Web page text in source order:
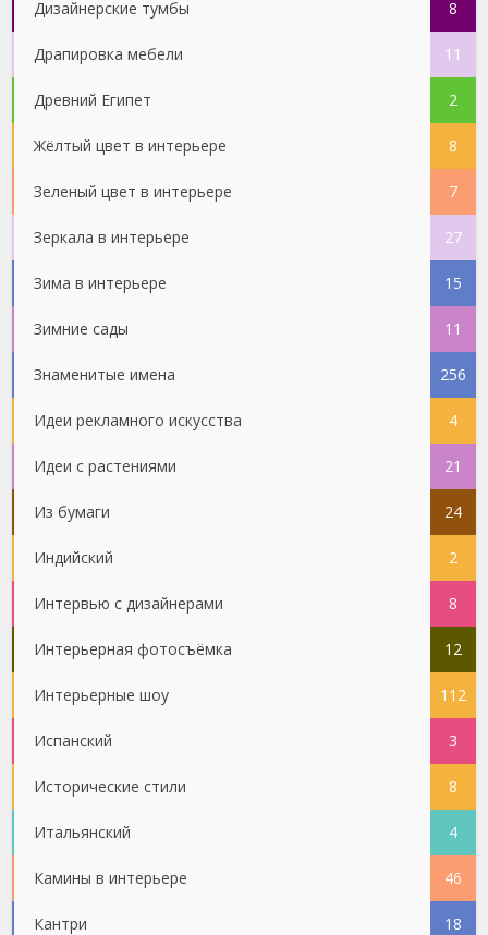
Дизайнерские тумбы 8
Драпировка мебели 11
Древний Египет 2
Жёлтый цвет в интерьере 8
Зеленый цвет в интерьере 7
Зеркала в интерьере 27
Зима в интерьере 15
Зимние сады 11
Знаменитые имена 256
Идеи рекламного искусства 4
Идеи с растениями 21
Из бумаги 24
Индийский 2
Интервью с дизайнерами 8
Интерьерная фотосъёмка 12
Интерьерные шоу 112
Испанский 3
Исторические стили 8
Итальянский 4
Камины в интерьере 46
Кантри 18